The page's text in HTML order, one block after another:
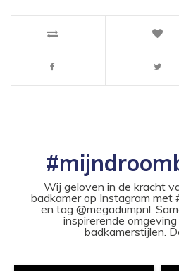
Wij geloven in de kracht
badkamer op Instagram met
en tag @megadumpnl.
inspirerende
badkamerstijlen.